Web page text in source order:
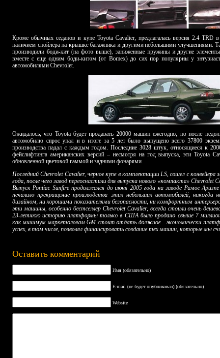
Кроме обычных седанов и купе Toyota Cavalier, предлагалась версия 2.4 TRD
наличием спойлера на крышке багажника и другими небольшими улучшениями.
производили боди-кит (на фото выше), заниженные пружины и другие
вместе с еще одним боди-китом (от Bomex) до сих пор популярны у
автомобилями Chevrolet.
Ожидалось, что Toyota будет продавать 20000 машин ежегодно, но после
автомобилю спрос упал и в итоге за 5 лет было выпущено всего 37800
производства падал с каждым годом. Последние 3028 штук, относящиеся к
фейслифтинга американских версий – несмотря на год выпуска, эти Toyota
обновленной цветовой гаммой и задними фонарями.
Последний Chevrolet Cavalier, черное купе в комплектации LS, сошел с
года, после чего завод переоснастили для выпуска нового «компакта» Chevrolet
Выпуск Pontiac Sunfire продолжался до июня 2005 года на заводе Рамос
печалило прекращение производства этих небольших автомобилей,
дизайном, ни хорошими показателями безопасности, ни комфортным
эти машины, особенно бестселлер Chevrolet Cavalier, всегда стоили очень
23-летнюю историю платформы только в США было продано свыше 7
как минимум маркетологам GM стоит отдать должное – экономически
успех, в том числе, позволял финансировать создание тех машин, которые мы
Оставить комментарий
Имя (обязательно)
E-mail (не будет опубликован) (обязательно)
Website